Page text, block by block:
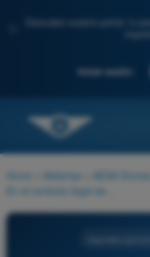
Descubre nuestro portal: tu
Iniciar sesión
Home Materias AESA